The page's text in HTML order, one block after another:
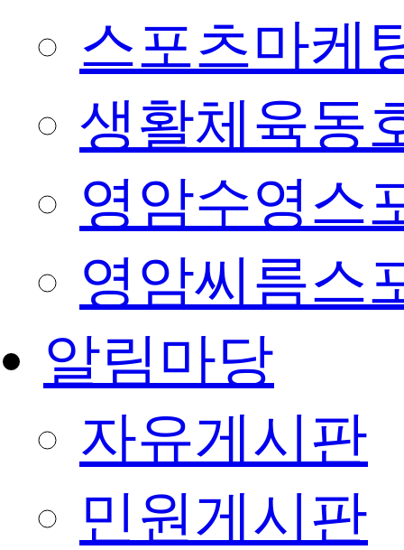
스포츠마케
생활체육동
영암수영스
영암씨름스
알림마당
자유게시판
민원게시판